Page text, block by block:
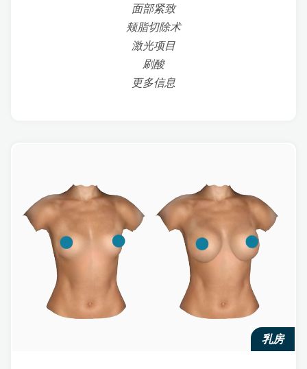
面部紧致
颊脂切除术
激光项目
刷酸
更多信息
乳房